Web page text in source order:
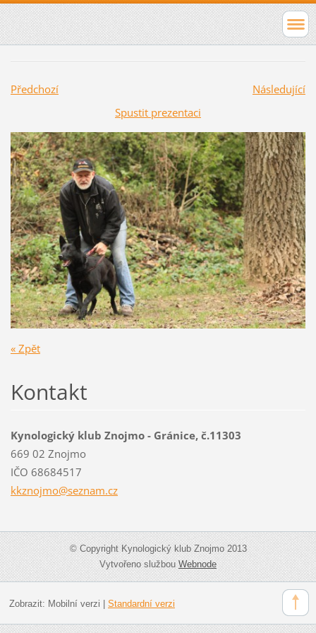
Předchozí
Následující
Spustit prezentaci
« Zpět
Kontakt
Kynologický klub Znojmo - Gránice, č.11303
669 02 Znojmo
IČO 68684517
kkznojmo@seznam.cz
© Copyright Kynologický klub Znojmo 2013
Vytvořeno službouWebnode
Zobrazit: Mobilní verzi | Standardní verzi